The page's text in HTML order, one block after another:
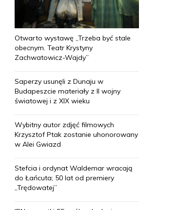
Otwarto wystawę „Trzeba być stale
obecnym. Teatr Krystyny
Zachwatowicz-Wajdy”
Saperzy usunęli z Dunaju w
Budapeszcie materiały z II wojny
światowej i z XIX wieku
Wybitny autor zdjęć filmowych
Krzysztof Ptak zostanie uhonorowany
w Alei Gwiazd
Stefcia i ordynat Waldemar wracają
do Łańcuta; 50 lat od premiery
„Trędowatej”